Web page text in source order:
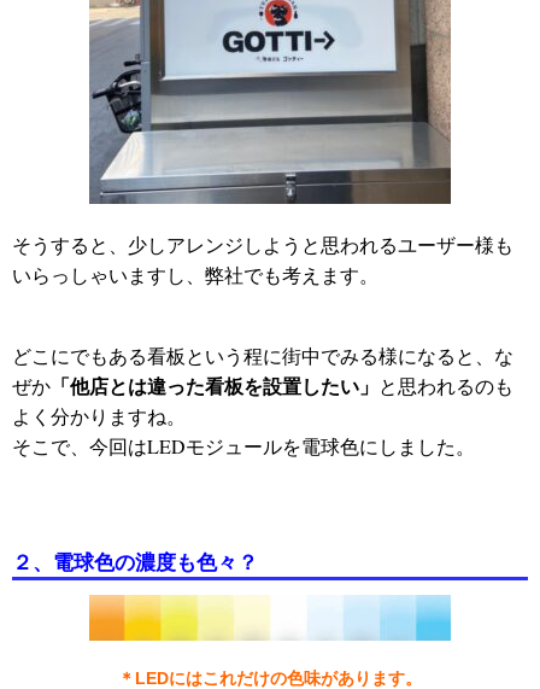
そうすると、少しアレンジしようと思われるユーザー様も
いらっしゃいますし、弊社でも考えます。
どこにでもある看板という程に街中でみる様になると、な
ぜか 「他店とは違った看板を設置したい」 と思われるのも
よく分かりますね。
そこで、今回はLEDモジュールを電球色にしました。
２、電球色の濃度も色々？
＊LEDにはこれだけの色味があります。